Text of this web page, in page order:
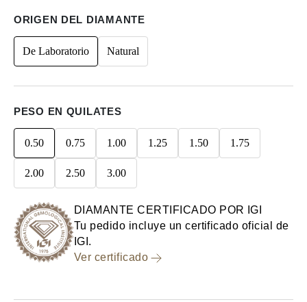
solitario tradicional.
ORIGEN DEL DIAMANTE
De Laboratorio Natural
PESO EN QUILATES
0.50 0.75 1.00 1.25 1.50 1.75
2.00 2.50 3.00
DIAMANTE CERTIFICADO POR IGI
Tu pedido incluye un certificado oficial de
IGI.
Ver certificado